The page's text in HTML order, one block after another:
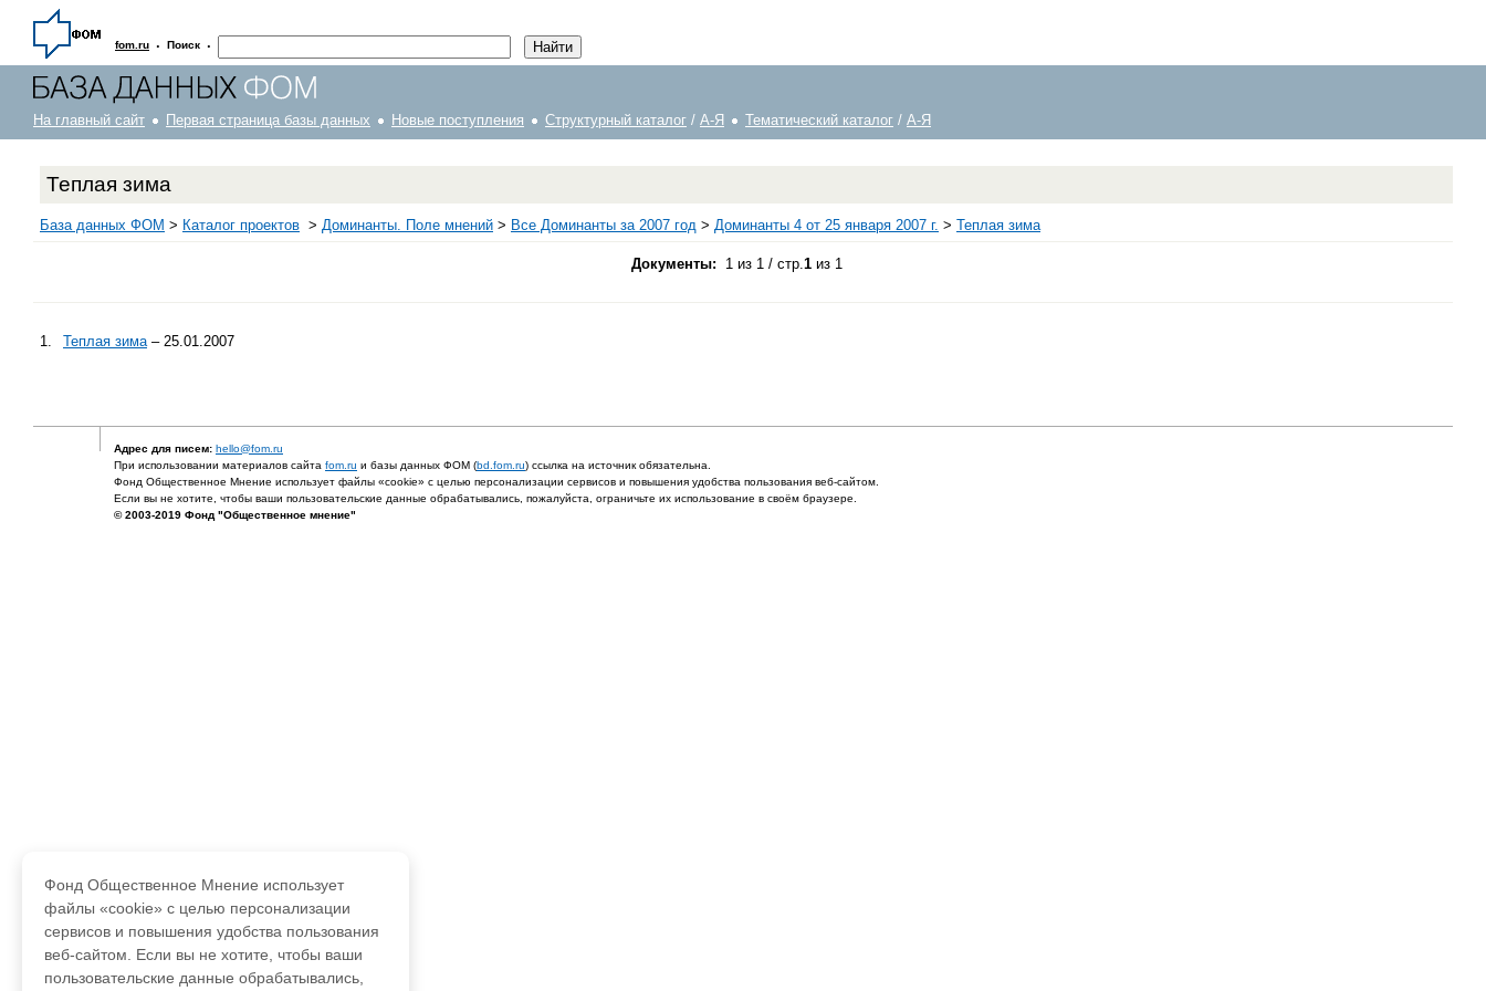
fom.ru · Поиск ·
На главный сайт Первая страница базы данных Новые поступления Структурный каталог / А-Я Тематический каталог / А-Я
Теплая зима
База данных ФОМ > Каталог проектов > Доминанты. Поле мнений > Все Доминанты за 2007 год > Доминанты 4 от 25 января 2007 г. > Теплая зима
Документы: 1 из 1 / стр. 1из 1
1. Теплая зима– 25.01.2007
Адрес для писем: hello@fom.ru
При использовании материалов сайта fom.ru и базы данных ФОМ (bd.fom.ru) ссылка на источник обязательна.
Фонд Общественное Мнение использует файлы «cookie» с целью персонализации сервисов и повышения удобства пользования веб-сайтом.
Если вы не хотите, чтобы ваши пользовательские данные обрабатывались, пожалуйста, ограничьте их использование в своём браузере.
© 2003-2019 Фонд "Общественное мнение"
Фонд Общественное Мнение использует
файлы «cookie» с целью персонализации
сервисов и повышения удобства пользования
веб-сайтом. Если вы не хотите, чтобы ваши
пользовательские данные обрабатывались,